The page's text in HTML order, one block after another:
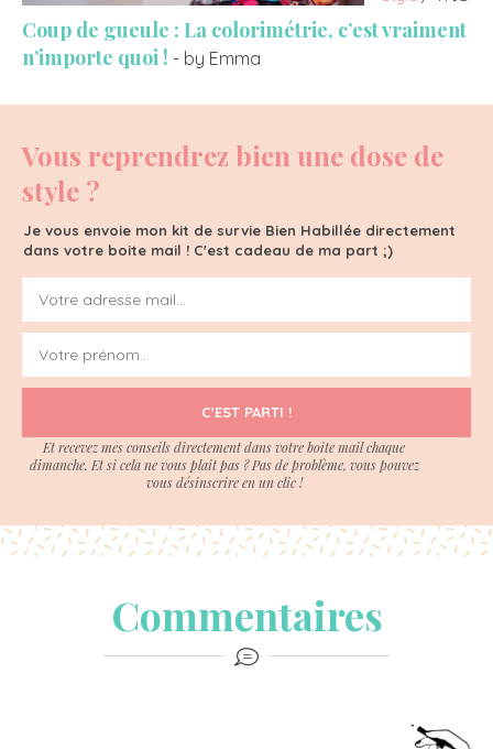
Coup de gueule : La colorimétrie, c’est vraiment
n’importe quoi ! - by Emma
Vous reprendrez bien une dose de
style ?
Je vous envoie mon kit de survie Bien Habillée directement
dans votre boite mail ! C'est cadeau de ma part ;)
C'EST PARTI !
Et recevez mes conseils directement dans votre boite mail chaque
dimanche. Et si cela ne vous plait pas ? Pas de problème, vous pouvez
vous désinscrire en un clic !
Commentaires